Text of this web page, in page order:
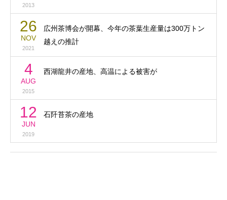
2013
26
NOV
2021
広州茶博会が開幕、今年の茶葉生産量は300万トン
越えの推計
4
AUG
2015
西湖龍井の産地、高温による被害が
12
JUN
2019
石阡苔茶の産地